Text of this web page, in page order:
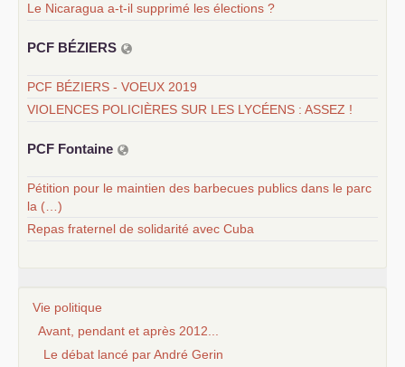
Le Nicaragua a-t-il supprimé les élections ?
PCF BÉZIERS
PCF BÉZIERS - VOEUX 2019
VIOLENCES POLICIÈRES SUR LES LYCÉENS : ASSEZ !
PCF Fontaine
Pétition pour le maintien des barbecues publics dans le parc
la (…)
Repas fraternel de solidarité avec Cuba
Vie politique
Avant, pendant et après 2012...
Le débat lancé par André Gerin